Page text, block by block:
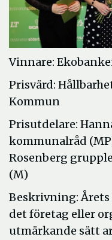
Vinnare:
Prisvärd:
Kommun
Prisutdelare:
kommunalråd
Rosenberg
(M)
Beskrivning:
det företag eller
utmärkande sätt